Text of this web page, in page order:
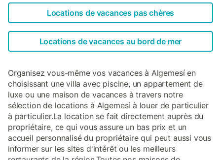
Locations de vacances pas chères
Locations de vacances au bord de mer
Organisez vous-même vos vacances à Algemesí en
choisissant une villa avec piscine, un appartement de
luxe ou une maison de vacances à travers notre
sélection de locations à Algemesí à louer de particulier
à particulier.La location se fait directement auprès du
propriétaire, ce qui vous assure un bas prix et un
accueil personnalisé du propriétaire qui peut aussi vous
informer sur les sites d'intérêt ou les meilleurs